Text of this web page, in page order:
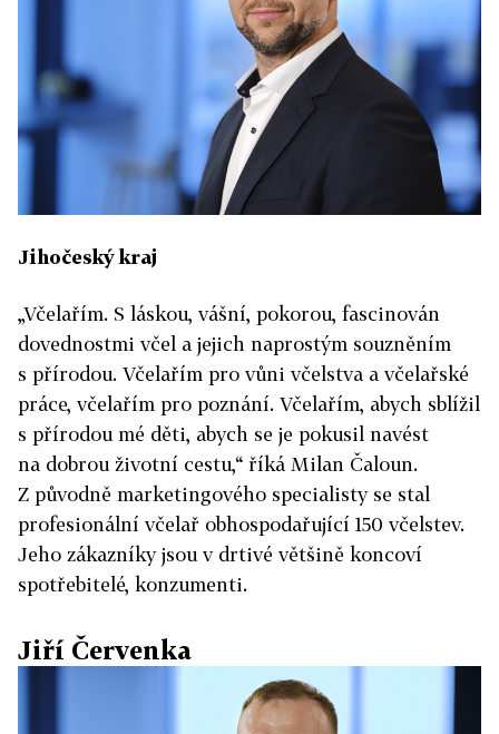
Jihočeský kraj
„Včelařím. S láskou, vášní, pokorou, fascinován
dovednostmi včel a jejich naprostým souzněním
s přírodou. Včelařím pro vůni včelstva a včelařské
práce, včelařím pro poznání. Včelařím, abych sblížil
s přírodou mé děti, abych se je pokusil navést
na dobrou životní cestu,“ říká Milan Čaloun.
Z původně marketingového specialisty se stal
profesionální včelař obhospodařující 150 včelstev.
Jeho zákazníky jsou v drtivé většině koncoví
spotřebitelé, konzumenti.
Jiří Červenka